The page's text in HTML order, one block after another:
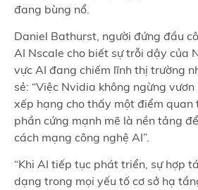
đang bùng nổ.
Daniel Bathurst, người đứng đầu
AI Nscale cho biết sự trỗi dậy của
vực AI đang chiếm lĩnh thị trường
sẻ: “Việc Nvidia không ngừng
xếp hạng cho thấy một điểm quan
phần cứng mạnh mẽ là nền tảng
cách mạng công nghệ AI”.
“Khi AI tiếp tục phát triển, sự hợp
dạng trong mọi yếu tố cơ sở hạ